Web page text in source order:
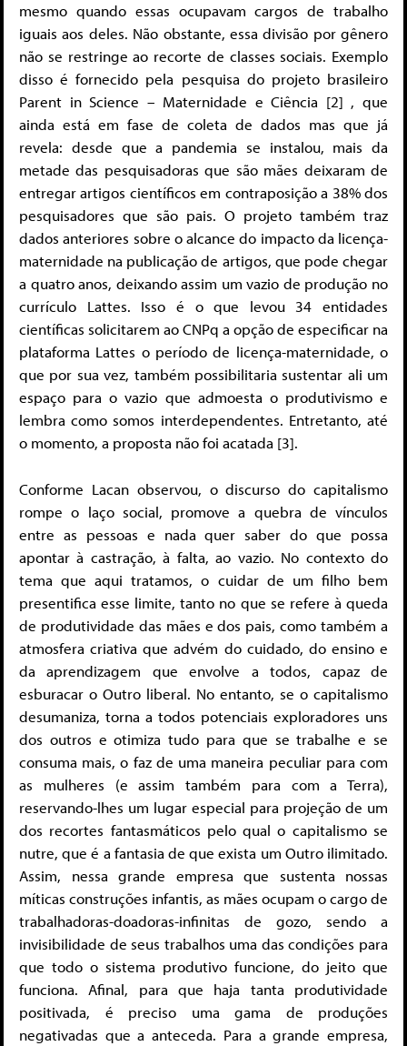
mesmo quando essas ocupavam cargos de trabalho
iguais aos deles. Não obstante, essa divisão por gênero
não se restringe ao recorte de classes sociais. Exemplo
disso é fornecido pela pesquisa do projeto brasileiro
Parent in Science – Maternidade e Ciência [2] , que
ainda está em fase de coleta de dados mas que já
revela: desde que a pandemia se instalou, mais da
metade das pesquisadoras que são mães deixaram de
entregar artigos científicos em contraposição a 38% dos
pesquisadores que são pais. O projeto também traz
dados anteriores sobre o alcance do impacto da licença-
maternidade na publicação de artigos, que pode chegar
a quatro anos, deixando assim um vazio de produção no
currículo Lattes. Isso é o que levou 34 entidades
científicas solicitarem ao CNPq a opção de especificar na
plataforma Lattes o período de licença-maternidade, o
que por sua vez, também possibilitaria sustentar ali um
espaço para o vazio que admoesta o produtivismo e
lembra como somos interdependentes. Entretanto, até
o momento, a proposta não foi acatada [3].
Conforme Lacan observou, o discurso do capitalismo
rompe o laço social, promove a quebra de vínculos
entre as pessoas e nada quer saber do que possa
apontar à castração, à falta, ao vazio. No contexto do
tema que aqui tratamos, o cuidar de um filho bem
presentifica esse limite, tanto no que se refere à queda
de produtividade das mães e dos pais, como também a
atmosfera criativa que advém do cuidado, do ensino e
da aprendizagem que envolve a todos, capaz de
esburacar o Outro liberal. No entanto, se o capitalismo
desumaniza, torna a todos potenciais exploradores uns
dos outros e otimiza tudo para que se trabalhe e se
consuma mais, o faz de uma maneira peculiar para com
as mulheres (e assim também para com a Terra),
reservando-lhes um lugar especial para projeção de um
dos recortes fantasmáticos pelo qual o capitalismo se
nutre, que é a fantasia de que exista um Outro ilimitado.
Assim, nessa grande empresa que sustenta nossas
míticas construções infantis, as mães ocupam o cargo de
trabalhadoras-doadoras-infinitas de gozo, sendo a
invisibilidade de seus trabalhos uma das condições para
que todo o sistema produtivo funcione, do jeito que
funciona. Afinal, para que haja tanta produtividade
positivada, é preciso uma gama de produções
negativadas que a anteceda. Para a grande empresa,